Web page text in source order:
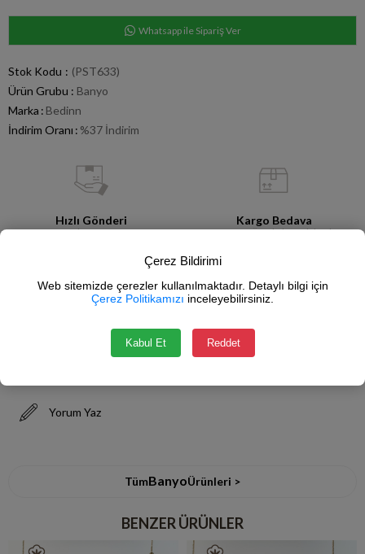
Whatsapp ile Sipariş Ver
Stok Kodu
(PST633)
Ürün Grubu : Banyo
Marka : Bedinn
İndirim Oranı : %37 İndirim
Hızlı Gönderi
Stoktan Satış
Kargo Bedava
750 TL ve Üzeri Alışverişlerde
Güvenli Alışveriş
Yorum Yaz
TümBanyoÜrünleri >
BENZER ÜRÜNLER
Çerez Bildirimi
Web sitemizde çerezler kullanılmaktadır. Detaylı bilgi için
Çerez Politikamızı inceleyebilirsiniz.
Kabul Et Reddet